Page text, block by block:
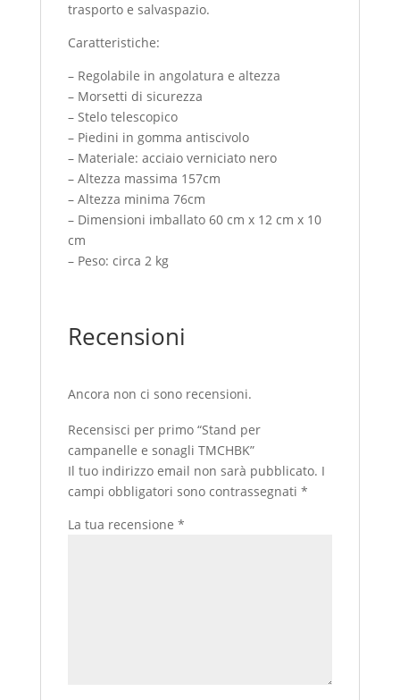
trasporto e salvaspazio.
Caratteristiche:
– Regolabile in angolatura e altezza
– Morsetti di sicurezza
– Stelo telescopico
– Piedini in gomma antiscivolo
– Materiale: acciaio verniciato nero
– Altezza massima 157cm
– Altezza minima 76cm
– Dimensioni imballato 60 cm x 12 cm x 10
cm
– Peso: circa 2 kg
Recensioni
Ancora non ci sono recensioni.
Recensisci per primo “Stand per
campanelle e sonagli TMCHBK”
Il tuo indirizzo email non sarà pubblicato. I
campi obbligatori sono contrassegnati *
La tua recensione *